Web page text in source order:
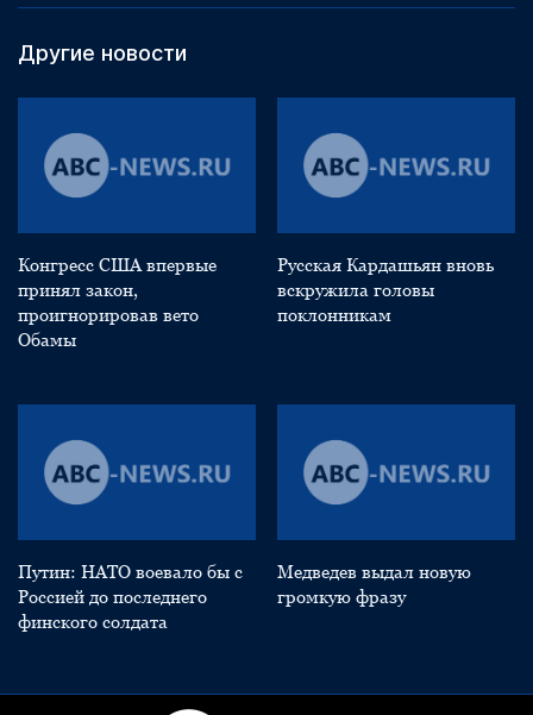
Другие новости
Конгресс США впервые
принял закон,
проигнорировав вето
Обамы
Русская Кардашьян вновь
вскружила головы
поклонникам
Путин: НАТО воевало бы с
Россией до последнего
финского солдата
Медведев выдал новую
громкую фразу